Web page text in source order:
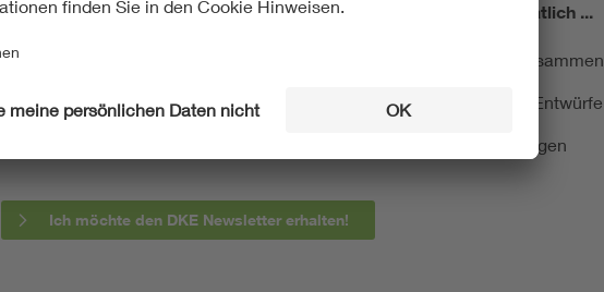
Mit unserem DKE Newsletter sind Sie immer top informiert! Monatlich ...
fassen wir die wichtigsten Entwicklungen in der Normung kurz zusammen
berichten wir über aktuelle Arbeitsergebnisse, Publikationen und Entwürfe
informieren wir Sie bereits frühzeitig über zukünftige Veranstaltungen
Ich möchte den DKE Newsletter erhalten!